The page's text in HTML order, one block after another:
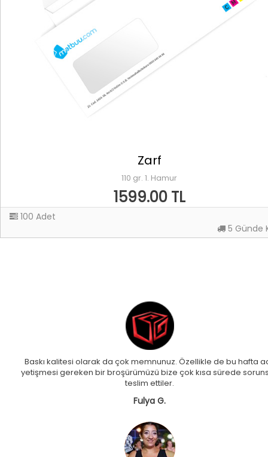
Zarf
110 gr. 1. Hamur
1599.00 TL
100 Adet
5 Günde
Baskı kalitesi olarak da çok memnunuz. Özellikle de bu hafta
yetişmesi gereken bir broşürümüzü bize çok kısa sürede
teslim ettiler.
Fulya G.